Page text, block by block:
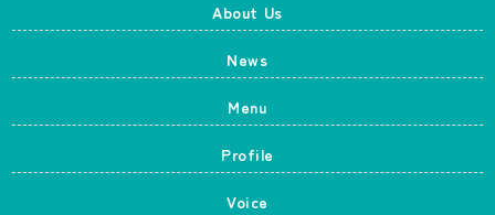
About Us
News
Menu
Profile
Voice